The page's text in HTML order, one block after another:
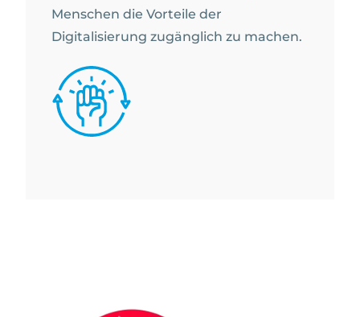
Menschen die Vorteile der
Digitalisierung zugänglich zu machen.